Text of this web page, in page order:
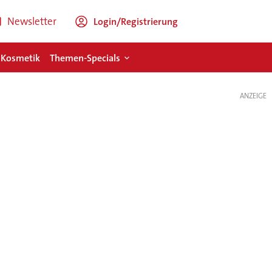
Newsletter Login/Registrierung
Themen-Specials
ANZEIGE